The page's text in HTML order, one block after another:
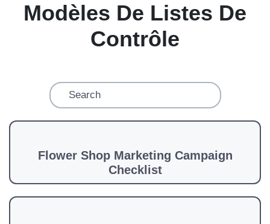
Modèles De Listes De
Contrôle
Flower Shop Marketing Campaign
Checklist